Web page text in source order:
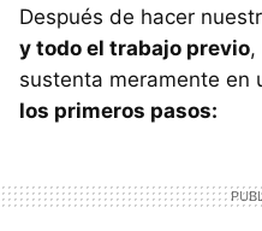
Después de hacer
y todo el trabajo previo,
sustenta meramente en
los primeros pasos: